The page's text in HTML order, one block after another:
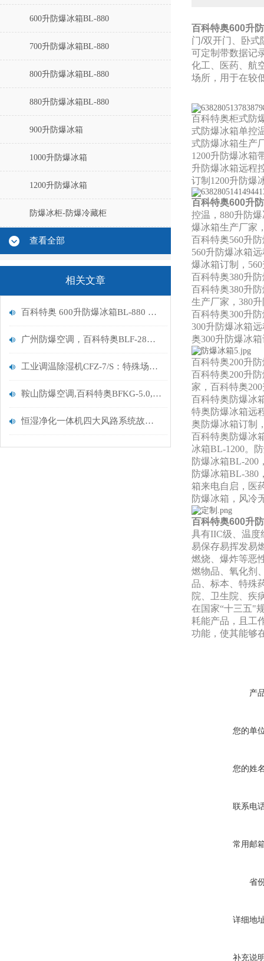
600升防爆冰箱BL-880
700升防爆冰箱BL-880
800升防爆冰箱BL-880
880升防爆冰箱BL-880
900升防爆冰箱
1000升防爆冰箱
1200升防爆冰箱
防爆冰柜-防爆冷藏柜
查看全部
相关文章
百科特奥 600升防爆冰箱BL-880 的特点有哪些
广州防爆空调，百科特奥BLF-28，广州防爆空调/全新风（10匹）
工业调温除湿机CFZ-7/S：特殊场景下的湿度守护者，为何专业设备不可替代？
鞍山防爆空调,百科特奥BFKG-5.0,鞍山工业防爆空调
恒湿净化一体机四大风路系统故障完整检修手册
百科特奥600升
门/双开门、卧式
可定制 带数据记
化工、医药、航
场所，用于在较
百科特奥柜式防
式防爆冰箱单控
式防爆冰箱生产
1200升防爆冰箱
升防爆冰箱远程
订制1200升防爆
百科特奥600升
控温，880升防
爆冰箱生产厂家
百科特奥560升
560升防爆冰箱
爆冰箱订制，
百科特奥380升
百科特奥380升
生产厂家，380
百科特奥300升
300升防爆冰箱
奥300升防爆冰
百科特奥200升
百科特奥200升
家， 百科特奥
百科特奥防爆冰
特奥防爆冰箱远
奥防爆冰箱订制
百科特奥防爆冰
冰箱BL-1200。
防爆冰箱BL-200
防爆冰箱BL-380
箱来电自启，医
防爆冰箱，风冷
百科特奥600升
具有IIC级、温度
易保存易挥发易
燃烧、爆炸等恶
燃物品、氧化剂
品、标本、特殊
院、卫生院、疾
在国家“十三五"
耗能产品，且工
功能，使其能够
产
您的单
您的姓
联系电
常用邮
省
详细地
补充说